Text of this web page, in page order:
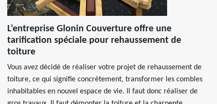
L’entreprise Glonin Couverture offre une
tarification spéciale pour rehaussement de
toiture
Vous avez décidé de réaliser votre projet de rehaussement de
toiture, ce qui signifie concrètement, transformer les combles
inhabitables en nouvel espace de vie. Il faut donc réaliser de